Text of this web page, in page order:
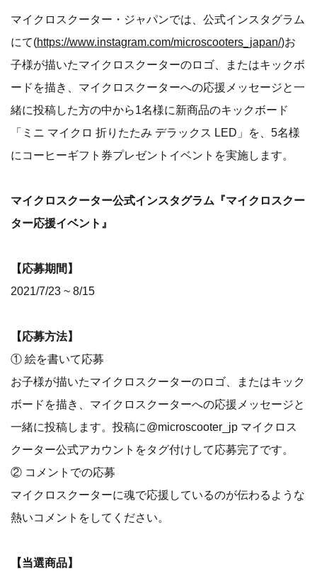
​​マイクロスクーター・ジャパンでは、公式インスタグラム
にて(https://www.instagram.com/microscooters_japan/)お
子様が描いたマイクロスクーターのロゴ、またはキックボ
ードを描き、マイクロスクーターへの応援メッセージと一
緒に投稿した方の中から1名様に新商品のキックボード
「ミニ マイクロ 折りたたみ デラックス LED」を、5名様
にコーヒーギフト券プレゼントイベントを実施します。
マイクロスクーター公式インスタグラム『マイクロスクー
ター応援イベント』
【応募期間】
2021/7/23 ~ 8/15
【応募方法】
① 絵を書いて応募
お子様が描いたマイクロスクーターのロゴ、またはキック
ボードを描き、マイクロスクーターへの応援メッセージと
一緒に投稿します。投稿に@microscooter_jp マイクロス
クーター公式アカウントをタグ付けして応募完了です。
② コメントでの応募
マイクロスクーターに魂で応援しているのが伝わるような
熱いコメントをしてください。
【当選商品】